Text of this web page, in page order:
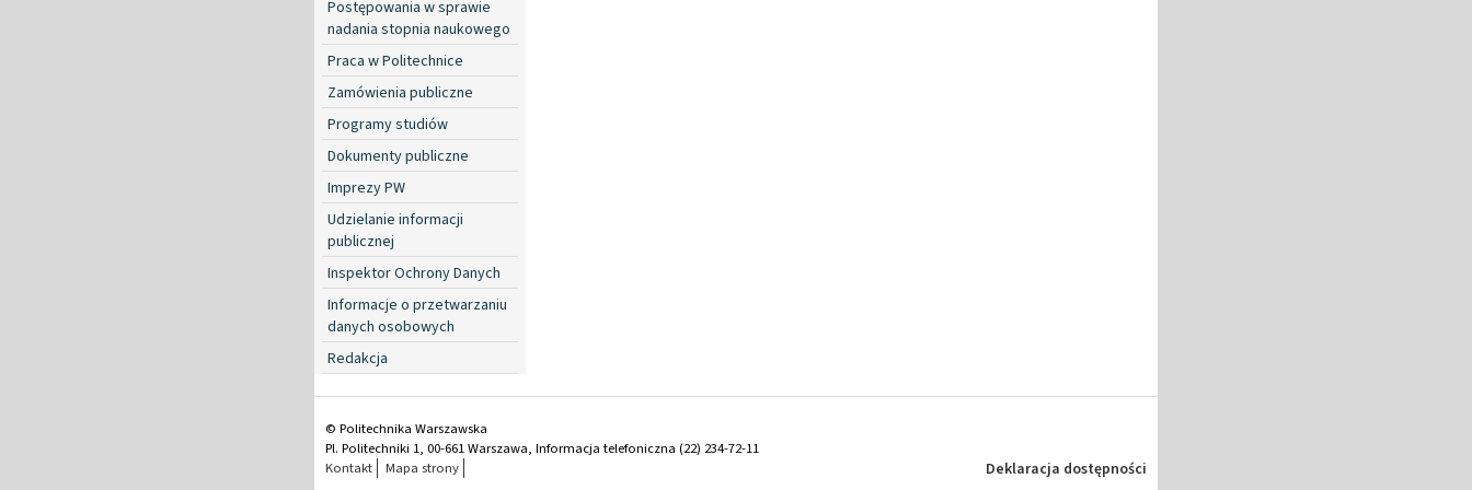
Postępowania w sprawie
nadania stopnia naukowego
Praca w Politechnice
Zamówienia publiczne
Programy studiów
Dokumenty publiczne
Imprezy PW
Udzielanie informacji
publicznej
Inspektor Ochrony Danych
Informacje o przetwarzaniu
danych osobowych
Redakcja
© Politechnika Warszawska
Pl. Politechniki 1, 00-661 Warszawa, Informacja telefoniczna (22) 234-72-11
Kontakt
Mapa strony Deklaracja dostępności